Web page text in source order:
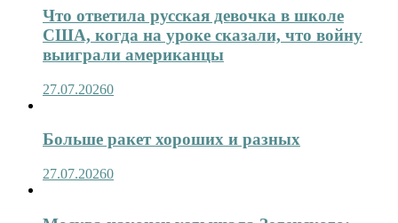
Что ответила русская девочка в школе
США, когда на уроке сказали, что войну
выиграли американцы
27.07.20260
Больше ракет хороших и разных
27.07.20260